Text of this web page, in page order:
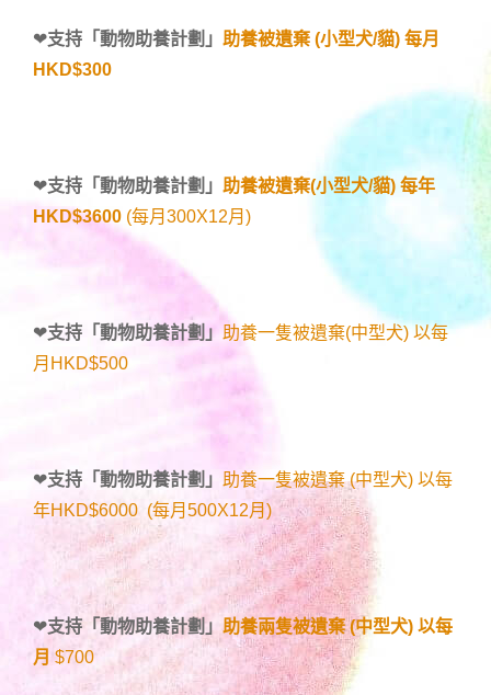
❤支持「動物助養計劃 」 助養被遺棄 (小型犬/貓) 每月
HKD$300
❤支持「動物助養計劃 」 助養被遺棄(小型犬/貓) 每年
HKD$3600 (每月300X12月)
❤支持「動物助養計劃 」 助養一隻被遺棄(中型犬) 以每
月HKD$500
❤支持「動物助養計劃 」 助養一隻被遺棄 (中型犬) 以每
年HKD$6000 (每月500X12月)
❤支持「動物助養計劃」 助養兩隻被遺棄 (中型犬) 以每
月 $700